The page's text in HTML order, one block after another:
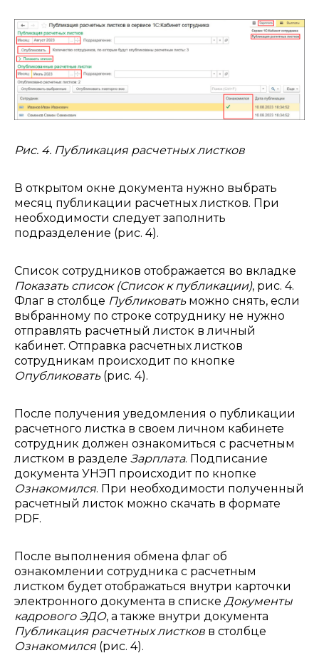
Рис. 4. Публикация расчетных листков
В открытом окне документа нужно выбрать
месяц публикации расчетных листков. При
необходимости следует заполнить
подразделение (рис. 4).
Список сотрудников отображается во вкладке
Показать список (Список к публикации), рис. 4.
Флаг в столбце Публиковатьможно снять, если
выбранному по строке сотруднику не нужно
отправлять расчетный листок в личный
кабинет. Отправка расчетных листков
сотрудникам происходит по кнопке
Опубликовать(рис. 4).
После получения уведомления о публикации
расчетного листка в своем личном кабинете
сотрудник должен ознакомиться с расчетным
листком в разделе Зарплата. Подписание
документа УНЭП происходит по кнопке
Ознакомился. При необходимости полученный
расчетный листок можно скачать в формате
PDF.
После выполнения обмена флаг об
ознакомлении сотрудника с расчетным
листком будет отображаться внутри карточки
электронного документа в списке Документы
кадрового ЭДО, а также внутри документа
Публикация расчетных листков в столбце
Ознакомился (рис. 4).